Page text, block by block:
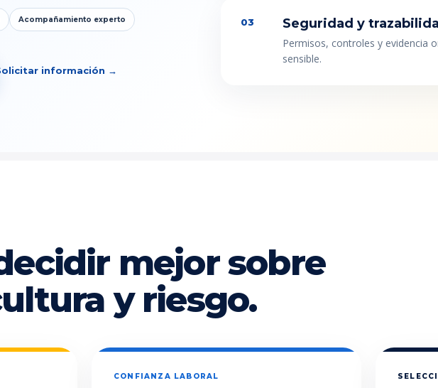
Acompañamiento experto
información →
03 Seguridad y
Permisos, controles y evidencia
sensible.
mejor sobre
y riesgo.
CONFIANZA LABORAL